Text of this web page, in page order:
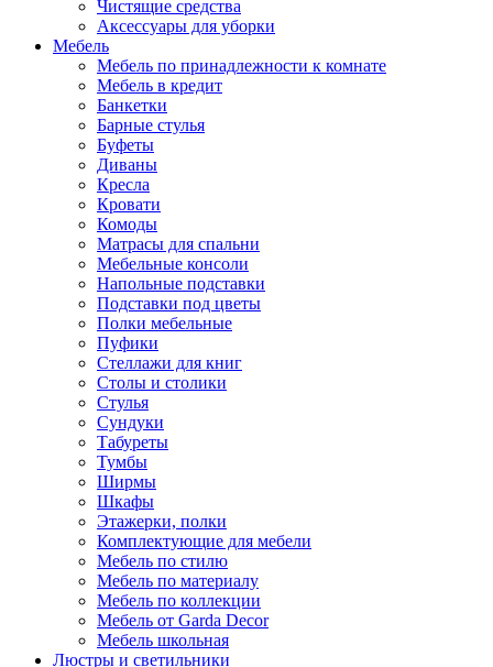
Чистящие средства
Аксессуары для уборки
Мебель
Мебель по принадлежности к комнате
Мебель в кредит
Банкетки
Барные стулья
Буфеты
Диваны
Кресла
Кровати
Комоды
Матрасы для спальни
Мебельные консоли
Напольные подставки
Подставки под цветы
Полки мебельные
Пуфики
Стеллажи для книг
Столы и столики
Стулья
Сундуки
Табуреты
Тумбы
Ширмы
Шкафы
Этажерки, полки
Комплектующие для мебели
Мебель по стилю
Мебель по материалу
Мебель по коллекции
Мебель от Garda Decor
Мебель школьная
Люстры и светильники